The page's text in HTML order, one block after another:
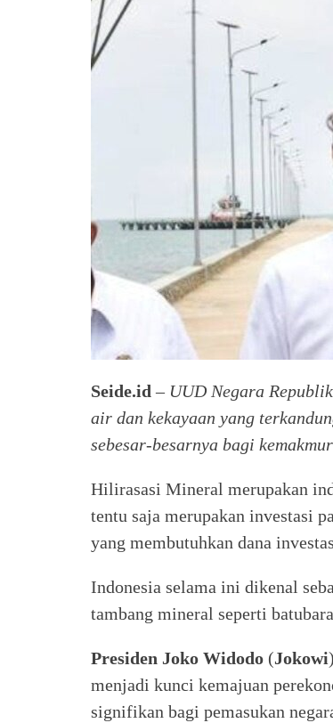
Seide.id – UUD Negara
air dan kekayaan yang
sebesar-besarnya bagi
Hilirasasi Mineral merupakan
tentu saja merupakan investasi
yang membutuhkan dana
Indonesia selama ini dikenal
tambang mineral seperti
Presiden Joko Widodo (Jokowi
menjadi kunci kemajuan
signifikan bagi pemasukan